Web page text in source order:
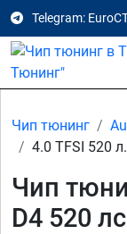
Telegram:
Чип тюнинг
4.0 TFSI 520
Чип
D4 520